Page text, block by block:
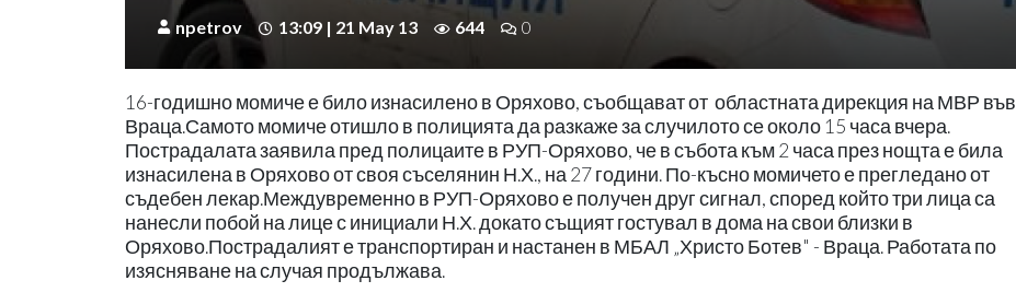
npetrov 13:09 | 21 May 13 644 0
16-годишно момиче е било изнасилено в Оряхово, съобщават от областната дирекция на МВР във
Враца.Самото момиче отишло в полицията да разкаже за случилото се около 15 часа вчера.
Пострадалата заявила пред полицаите в РУП-Оряхово, че в събота към 2 часа през нощта е била
изнасилена в Оряхово от своя съселянин Н.Х., на 27 години. По-късно момичето е прегледано от
съдебен лекар.Междувременно в РУП-Оряхово е получен друг сигнал, според който три лица са
нанесли побой на лице с инициали Н.Х. докато същият гостувал в дома на свои близки в
Оряхово.Пострадалият е транспортиран и настанен в МБАЛ „Христо Ботев" - Враца. Работата по
изясняване на случая продължава.